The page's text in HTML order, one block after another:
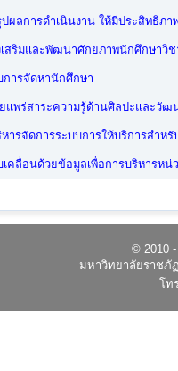
ปผลการดำเนินงาน ให้มีประสิทธิภา
เสริมและพัฒนาศักยภาพนักศึกษาวิ
การจัดหานักศึกษา
ยแพร่สาระความรู้ด้านศิลปะและวัฒ
หารจัดการระบบการให้บริการสำห
เคลื่อนด้วยข้อมูลเพื่อการบริหารห
© 2010 -
มหาวิทยาลัยราชภั
โท